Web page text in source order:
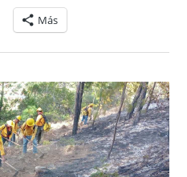
Más